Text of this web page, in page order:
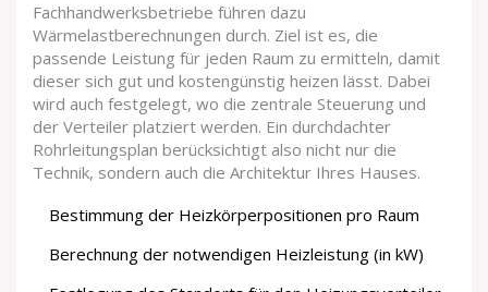
Fachhandwerksbetriebe führen dazu
Wärmelastberechnungen durch. Ziel ist es, die
passende Leistung für jeden Raum zu ermitteln, damit
dieser sich gut und kostengünstig heizen lässt. Dabei
wird auch festgelegt, wo die zentrale Steuerung und
der Verteiler platziert werden. Ein durchdachter
Rohrleitungsplan berücksichtigt also nicht nur die
Technik, sondern auch die Architektur Ihres Hauses.
Bestimmung der Heizkörperpositionen pro Raum
Berechnung der notwendigen Heizleistung (in kW)